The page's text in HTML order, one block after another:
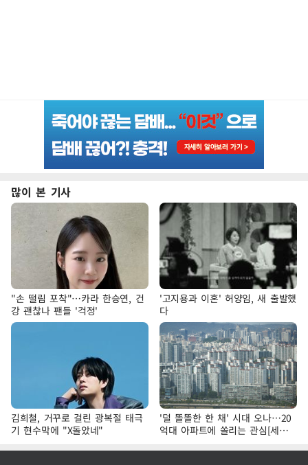
많이 본 기사
"손 떨림 포착"…카라 한승연, 건
강 괜찮나 팬들 '걱정'
'고지용과 이혼' 허양임, 새 출발했
다
김희철, 거꾸로 걸린 광복절 태극
기 현수막에 "X돌았네"
'덜 똘똘한 한 채' 시대 오나…20
억대 아파트에 쏠리는 관심[세제
개편, 그 이후②]